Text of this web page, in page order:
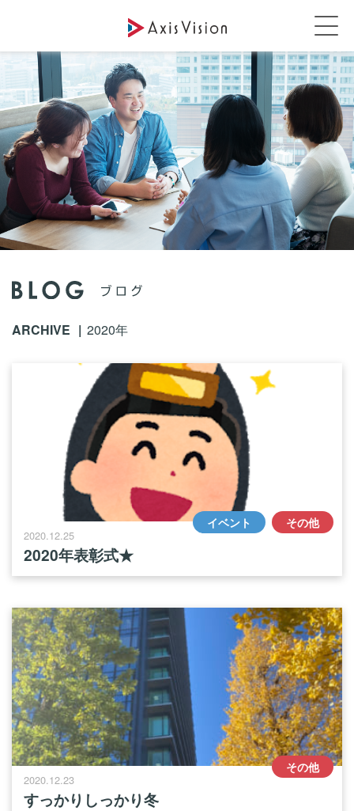
ARCHIVE 2020年
2020.12.25
2020年表彰式★
イベント その他
2020.12.23
すっかりしっかり冬
その他